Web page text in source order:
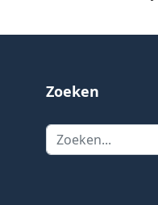
Zoeken
Zoeken